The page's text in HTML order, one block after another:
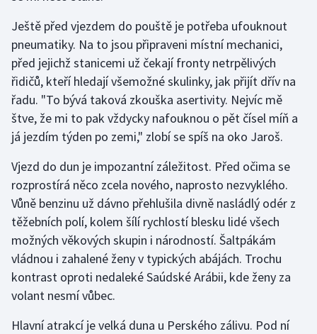
Ještě před vjezdem do pouště je potřeba ufouknout
pneumatiky. Na to jsou připraveni místní mechanici,
před jejichž stanicemi už čekají fronty netrpělivých
řidičů, kteří hledají všemožné skulinky, jak přijít dřív na
řadu. "To bývá taková zkouška asertivity. Nejvíc mě
štve, že mi to pak vždycky nafouknou o pět čísel míň a
já jezdím týden po zemi," zlobí se spíš na oko Jaroš.
Vjezd do dun je impozantní záležitost. Před očima se
rozprostírá něco zcela nového, naprosto nezvyklého.
Vůně benzinu už dávno přehlušila divně nasládlý odér z
těžebních polí, kolem šílí rychlostí blesku lidé všech
možných věkových skupin i národností. Šaltpákám
vládnou i zahalené ženy v typických abájách. Trochu
kontrast oproti nedaleké Saúdské Arábii, kde ženy za
volant nesmí vůbec.
Hlavní atrakcí je velká duna u Perského zálivu. Pod ní